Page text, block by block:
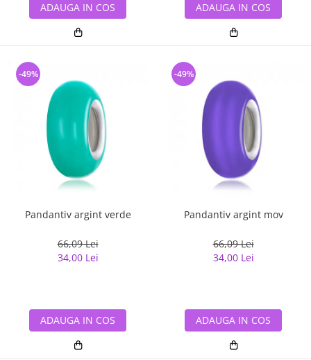
ADAUGA IN COS ADAUGA IN COS
Pandantiv argint verde
66,09 Lei
34,00 Lei
-49%
ADAUGA IN COS
Pandantiv argint mov
66,09 Lei
34,00 Lei
-49%
ADAUGA IN COS